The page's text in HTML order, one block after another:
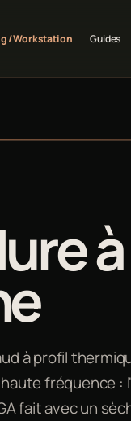
/ Workstation Guides
à profil
fréquence :
fait avec un